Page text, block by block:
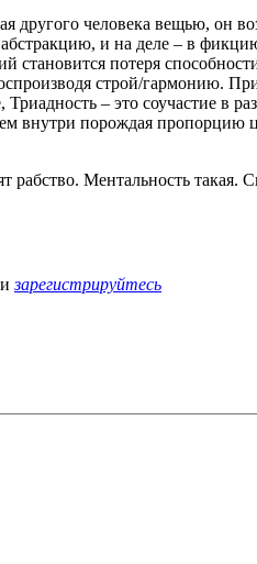
другого человека вещью, он
и на деле – в
становится потеря
строй/гармонию.
– это соучастие в
внутри порождая пропорцию
Ментальность такая.
зарегистрируйтесь